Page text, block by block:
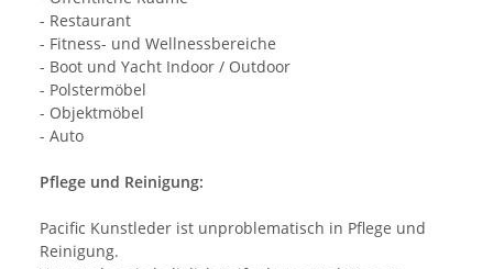
- Restaurant
- Fitness- und Wellnessbereiche
- Boot und Yacht Indoor / Outdoor
- Polstermöbel
- Objektmöbel
- Auto
Pflege und Reinigung:
Pacific Kunstleder ist unproblematisch in Pflege und
Reinigung.